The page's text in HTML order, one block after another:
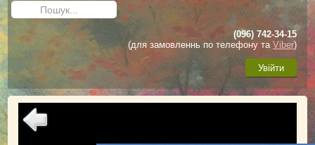
Доставка та оплата
Як зробити замовлення
Посадка троянд
Обрізування троянд
Пошук...
(096) 742-34-15
(для замовленнь по телефону та Viber)
Увійти